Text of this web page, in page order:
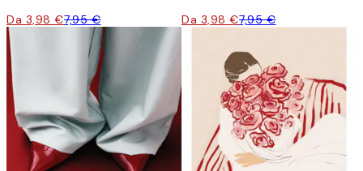
Da 3,98 €7,95 € Da 3,98 €7,95 €